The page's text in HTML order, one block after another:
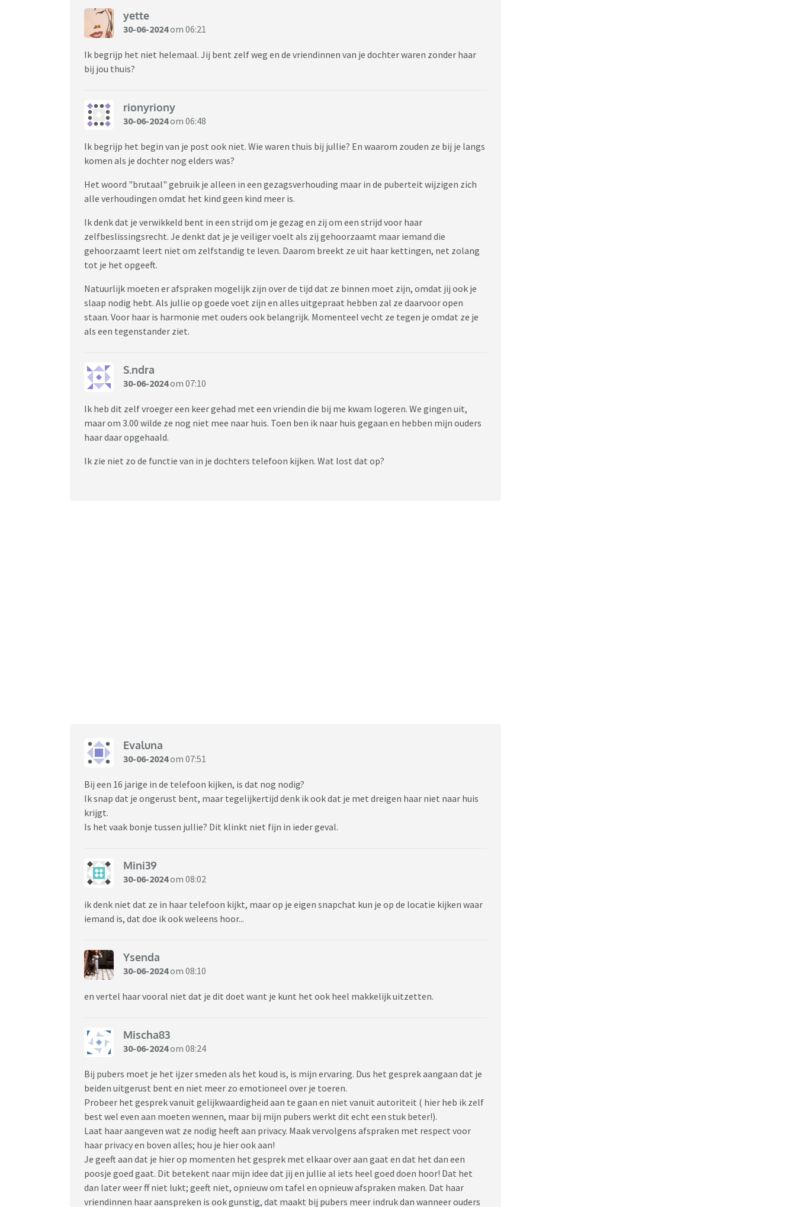
yette
30-06-2024om 06:21
Ik begrijp het niet helemaal. Jij bent zelf weg en de vriendinnen van je dochter waren zonder haar
bij jou thuis?
rionyriony
30-06-2024om 06:48
Ik begrijp het begin van je post ook niet. Wie waren thuis bij jullie? En waarom zouden ze bij je langs
komen als je dochter nog elders was?
Het woord "brutaal" gebruik je alleen in een gezagsverhouding maar in de puberteit wijzigen zich
alle verhoudingen omdat het kind geen kind meer is.
Ik denk dat je verwikkeld bent in een strijd om je gezag en zij om een strijd voor haar
zelfbeslissingsrecht. Je denkt dat je je veiliger voelt als zij gehoorzaamt maar iemand die
gehoorzaamt leert niet om zelfstandig te leven. Daarom breekt ze uit haar kettingen, net zolang
tot je het opgeeft.
Natuurlijk moeten er afspraken mogelijk zijn over de tijd dat ze binnen moet zijn, omdat jij ook je
slaap nodig hebt. Als jullie op goede voet zijn en alles uitgepraat hebben zal ze daarvoor open
staan. Voor haar is harmonie met ouders ook belangrijk. Momenteel vecht ze tegen je omdat ze je
als een tegenstander ziet.
S.ndra
30-06-2024om 07:10
Ik heb dit zelf vroeger een keer gehad met een vriendin die bij me kwam logeren. We gingen uit,
maar om 3.00 wilde ze nog niet mee naar huis. Toen ben ik naar huis gegaan en hebben mijn ouders
haar daar opgehaald.
Ik zie niet zo de functie van in je dochters telefoon kijken. Wat lost dat op?
Evaluna
30-06-2024om 07:51
Bij een 16 jarige in de telefoon kijken, is dat nog nodig?
Ik snap dat je ongerust bent, maar tegelijkertijd denk ik ook dat je met dreigen haar niet naar huis
krijgt.
Is het vaak bonje tussen jullie? Dit klinkt niet fijn in ieder geval.
Mini39
30-06-2024om 08:02
ik denk niet dat ze in haar telefoon kijkt, maar op je eigen snapchat kun je op de locatie kijken waar
iemand is, dat doe ik ook weleens hoor...
Ysenda
30-06-2024om 08:10
en vertel haar vooral niet dat je dit doet want je kunt het ook heel makkelijk uitzetten.
Mischa83
30-06-2024om 08:24
Bij pubers moet je het ijzer smeden als het koud is, is mijn ervaring. Dus het gesprek aangaan dat je
beiden uitgerust bent en niet meer zo emotioneel over je toeren.
Probeer het gesprek vanuit gelijkwaardigheid aan te gaan en niet vanuit autoriteit ( hier heb ik zelf
best wel even aan moeten wennen, maar bij mijn pubers werkt dit echt een stuk beter!).
Laat haar aangeven wat ze nodig heeft aan privacy. Maak vervolgens afspraken met respect voor
haar privacy en boven alles; hou je hier ook aan!
Je geeft aan dat je hier op momenten het gesprek met elkaar over aan gaat en dat het dan een
poosje goed gaat. Dit betekent naar mijn idee dat jij en jullie al iets heel goed doen hoor! Dat het
dan later weer ff niet lukt; geeft niet, opnieuw om tafel en opnieuw afspraken maken. Dat haar
vriendinnen haar aanspreken is ook gunstig, dat maakt bij pubers meer indruk dan wanneer ouders